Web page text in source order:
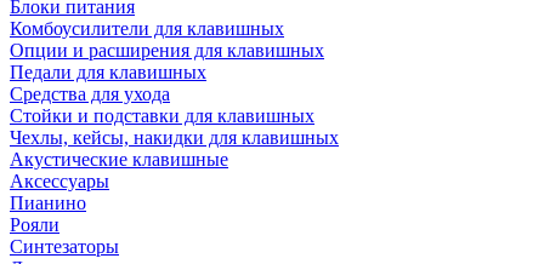
Блоки питания
Комбоусилители для клавишных
Опции и расширения для клавишных
Педали для клавишных
Средства для ухода
Стойки и подставки для клавишных
Чехлы, кейсы, накидки для клавишных
Акустические клавишные
Аксессуары
Пианино
Рояли
Синтезаторы